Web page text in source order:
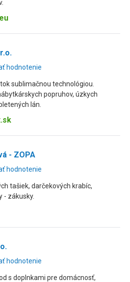
hodnotenie
sublimačnou technológiou.
popruhov, úzkych
lán.
- ZOPA
hodnotenie
tašiek, darčekových krabíc,
- zákusky.
hodnotenie
s doplnkami pre domácnosť,